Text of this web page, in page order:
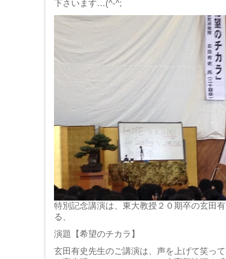
下さいます…(^-^;
特別記念講演は、東大教授２０期卒の玄田
る、
演題【希望のチカラ】
玄田有史先生のご講演は、声を上げて笑っ